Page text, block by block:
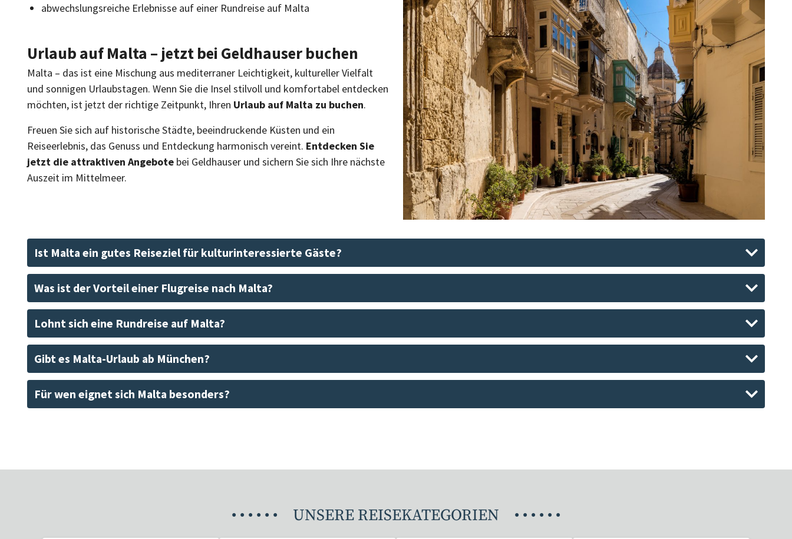
abwechslungsreiche Erlebnisse auf einer Rundreise auf Malta
Urlaub auf Malta – jetzt bei Geldhauser buchen
Malta – das ist eine Mischung aus mediterraner Leichtigkeit, kultureller Vielfalt
und sonnigen Urlaubstagen. Wenn Sie die Insel stilvoll und komfortabel entdecken
möchten, ist jetzt der richtige Zeitpunkt, Ihren Urlaub auf Malta zu buchen.
Freuen Sie sich auf historische Städte, beeindruckende Küsten und ein
Reiseerlebnis, das Genuss und Entdeckung harmonisch vereint. Entdecken Sie
jetzt die attraktiven Angebote bei Geldhauser und sichern Sie sich Ihre nächste
Auszeit im Mittelmeer.
Ist Malta ein gutes Reiseziel für kulturinteressierte Gäste?
Was ist der Vorteil einer Flugreise nach Malta?
Lohnt sich eine Rundreise auf Malta?
Gibt es Malta-Urlaub ab München?
Für wen eignet sich Malta besonders?
• • • • • • UNSERE REISEKATEGORIEN • • • • • •